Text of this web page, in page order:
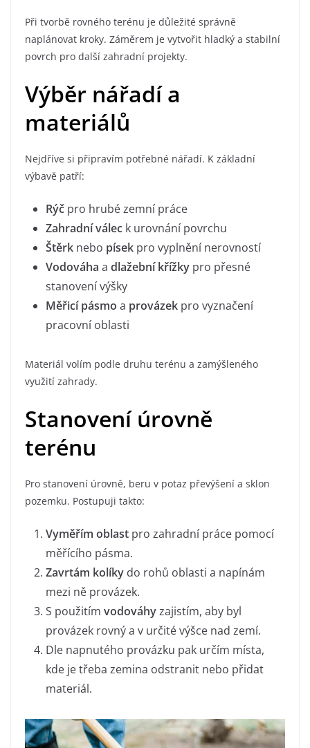
Při tvorbě rovného terénu je důležité správně
naplánovat kroky. Záměrem je vytvořit hladký a stabilní
povrch pro další zahradní projekty.
Výběr nářadí a
materiálů
Nejdříve si připravím potřebné nářadí. K základní
výbavě patří:
Rýč pro hrubé zemní práce
Zahradní válec k urovnání povrchu
Štěrk nebo písek pro vyplnění nerovností
Vodováha a dlažební křížky pro přesné
stanovení výšky
Měřicí pásmo a provázek pro vyznačení
pracovní oblasti
Materiál volím podle druhu terénu a zamýšleného
využití zahrady.
Stanovení úrovně
terénu
Pro stanovení úrovně, beru v potaz převýšení a sklon
pozemku. Postupuji takto:
Vyměřím oblast pro zahradní práce pomocí
měřícího pásma.
Zavrtám kolíky do rohů oblasti a napínám
mezi ně provázek.
S použitím vodováhyzajistím, aby byl
provázek rovný a v určité výšce nad zemí.
Dle napnutého provázku pak určím místa,
kde je třeba zemina odstranit nebo přidat
materiál.